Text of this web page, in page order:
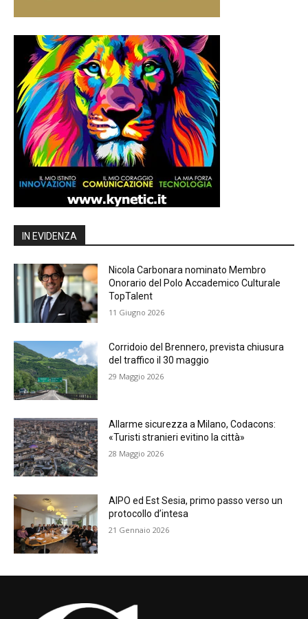
IN EVIDENZA
Nicola Carbonara nominato Membro
Onorario del Polo Accademico Culturale
TopTalent
11 Giugno 2026
Corridoio del Brennero, prevista chiusura
del traffico il 30 maggio
29 Maggio 2026
Allarme sicurezza a Milano, Codacons:
«Turisti stranieri evitino la città»
28 Maggio 2026
AIPO ed Est Sesia, primo passo verso un
protocollo d’intesa
21 Gennaio 2026